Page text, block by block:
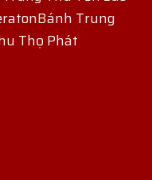
Bánh Trung
Thọ Phát